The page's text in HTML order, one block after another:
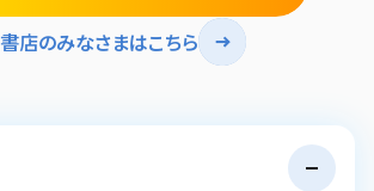
書店のみなさまはこちら